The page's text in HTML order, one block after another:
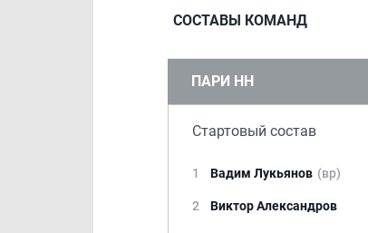
СОСТАВЫ КОМАНД
ПАРИ НН
Стартовый состав
1 Вадим Лукьянов (вр)
2 Виктор Александров